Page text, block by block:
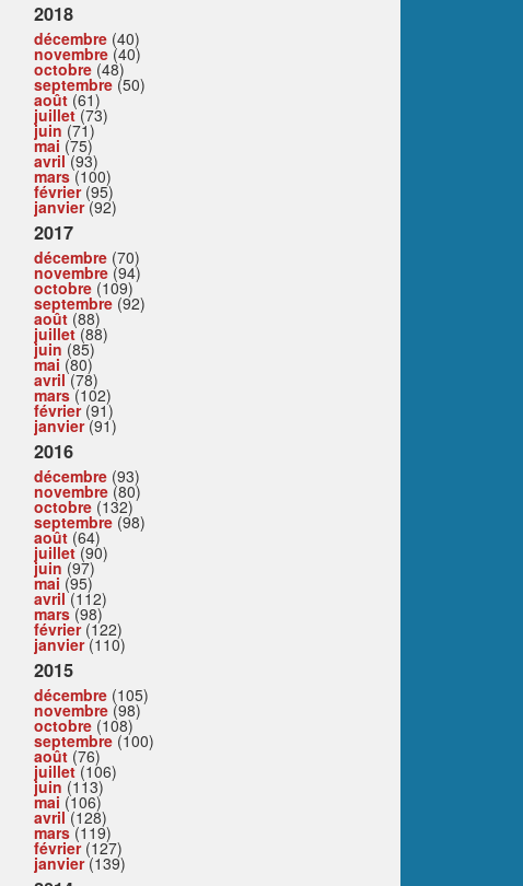
2018
décembre (40)
novembre (40)
octobre (48)
septembre (50)
août (61)
juillet(73)
juin (71)
mai (75)
avril(93)
mars(100)
février(95)
janvier(92)
2017
décembre (70)
novembre (94)
octobre (109)
septembre (92)
août (88)
juillet(88)
juin (85)
mai (80)
avril(78)
mars(102)
février(91)
janvier(91)
2016
décembre (93)
novembre (80)
octobre (132)
septembre (98)
août (64)
juillet(90)
juin (97)
mai (95)
avril(112)
mars(98)
février(122)
janvier(110)
2015
décembre (105)
novembre (98)
octobre (108)
septembre (100)
août (76)
juillet(106)
juin (113)
mai (106)
avril(128)
mars(119)
février(127)
janvier(139)